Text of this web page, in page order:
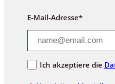
E-Mail-Adresse*
Ich akzeptiere die